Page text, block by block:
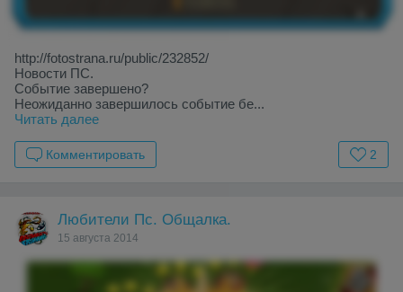
http://fotostrana.ru/public/232852/
Новости ПС.
Событие завершено?
Неожиданно завершилось событие бе...
Читать далее
Комментировать 2
Любители Пс. Общалка.
15 августа 2014